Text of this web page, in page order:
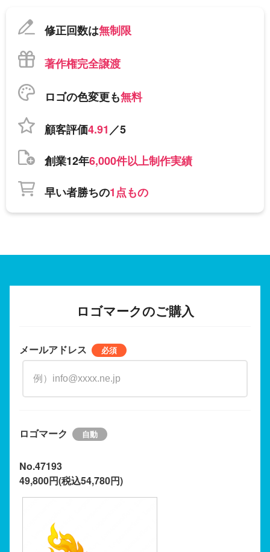
修正回数は無制限
著作権完全譲渡
ロゴの色変更も無料
顧客評価4.91／5
創業12年6,000件以上制作実績
早い者勝ちの1点もの
ロゴマークのご購入
メールアドレス
ロゴマーク
No.47193
49,800円(税込54,780円)